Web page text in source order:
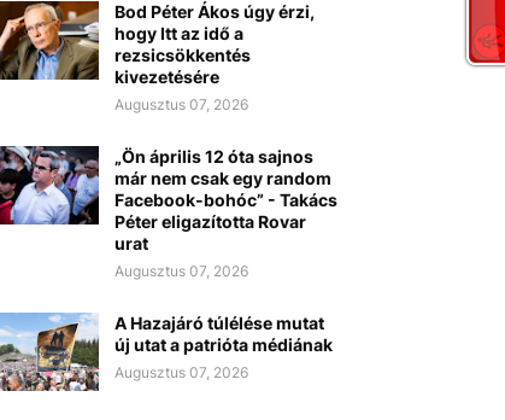
Bod Péter Ákos úgy érzi,
hogy Itt az idő a
rezsicsökkentés
kivezetésére
Augusztus 07, 2026
„Ön április 12 óta sajnos
már nem csak egy random
Facebook-bohóc” - Takács
Péter eligazította Rovar
urat
Augusztus 07, 2026
A Hazajáró túlélése mutat
új utat a patrióta médiának
Augusztus 07, 2026